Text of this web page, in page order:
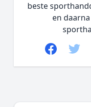
beste
en